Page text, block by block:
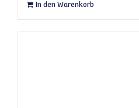
In den Warenkorb